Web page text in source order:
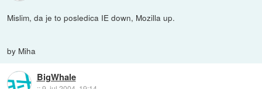
Mislim, da je to posledica IE down, Mozilla up.
by Miha
BigWhale